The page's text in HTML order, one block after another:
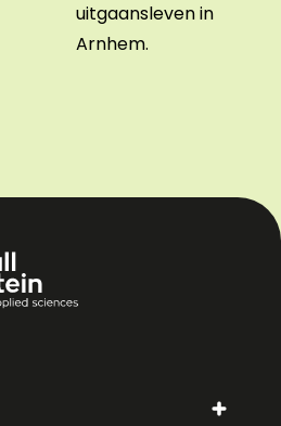
uitgaansleven in
Arnhem.